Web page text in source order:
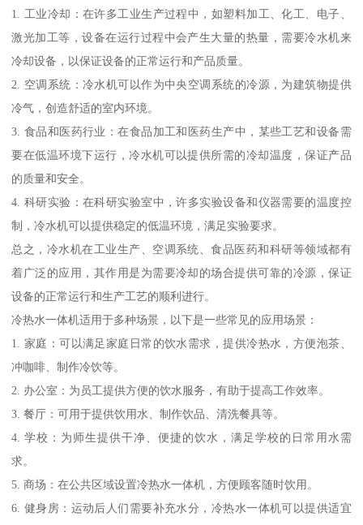
1. 工业冷却：在许多工业生产过程中，如塑料加工、化工、电子、
激光加工等，设备在运行过程中会产生大量的热量，需要冷水机来
冷却设备，以保证设备的正常运行和产品质量。
2. 空调系统：冷水机可以作为中央空调系统的冷源，为建筑物提供
冷气，创造舒适的室内环境。
3. 食品和医药行业：在食品加工和医药生产中，某些工艺和设备需
要在低温环境下运行，冷水机可以提供所需的冷却温度，保证产品
的质量和安全。
4. 科研实验：在科研实验室中，许多实验设备和仪器需要的温度控
制，冷水机可以提供稳定的低温环境，满足实验要求。
总之，冷水机在工业生产、空调系统、食品医药和科研等领域都有
着广泛的应用，其作用是为需要冷却的场合提供可靠的冷源，保证
设备的正常运行和生产工艺的顺利进行。
冷热水一体机适用于多种场景，以下是一些常见的应用场景：
1. 家庭：可以满足家庭日常的饮水需求，提供冷热水，方便泡茶、
冲咖啡、制作冷饮等。
2. 办公室：为员工提供方便的饮水服务，有助于提高工作效率。
3. 餐厅：可用于提供饮用水、制作饮品、清洗餐具等。
4. 学校：为师生提供干净、便捷的饮水，满足学校的日常用水需
求。
5. 商场：在公共区域设置冷热水一体机，方便顾客随时饮用。
6. 健身房：运动后人们需要补充水分，冷热水一体机可以提供适宜